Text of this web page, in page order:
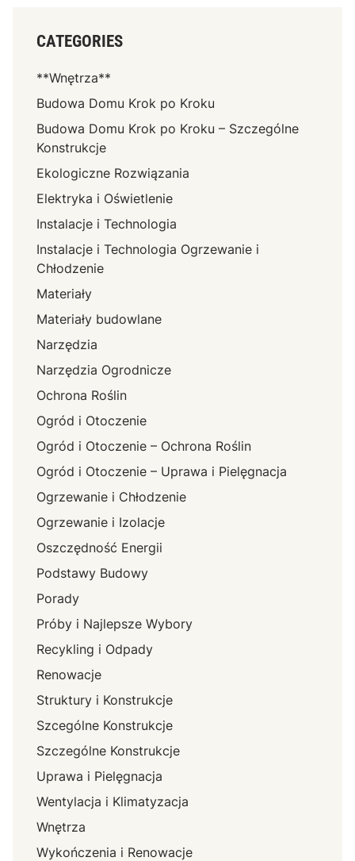
CATEGORIES
**Wnętrza**
Budowa Domu Krok po Kroku
Budowa Domu Krok po Kroku – Szczególne
Konstrukcje
Ekologiczne Rozwiązania
Elektryka i Oświetlenie
Instalacje i Technologia
Instalacje i Technologia Ogrzewanie i
Chłodzenie
Materiały
Materiały budowlane
Narzędzia
Narzędzia Ogrodnicze
Ochrona Roślin
Ogród i Otoczenie
Ogród i Otoczenie – Ochrona Roślin
Ogród i Otoczenie – Uprawa i Pielęgnacja
Ogrzewanie i Chłodzenie
Ogrzewanie i Izolacje
Oszczędność Energii
Podstawy Budowy
Porady
Próby i Najlepsze Wybory
Recykling i Odpady
Renowacje
Struktury i Konstrukcje
Szcególne Konstrukcje
Szczególne Konstrukcje
Uprawa i Pielęgnacja
Wentylacja i Klimatyzacja
Wnętrza
Wykończenia i Renowacje